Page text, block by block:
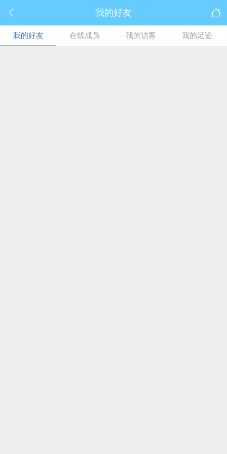
我的好友
我的好友 在线成员 我的访客 我的足迹